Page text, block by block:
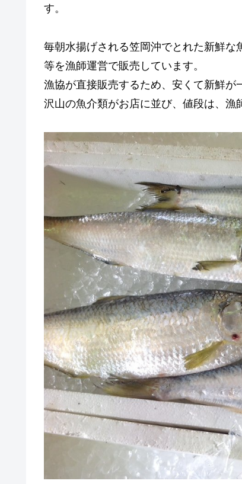
す。
毎朝水揚げされる笠岡沖でとれた新鮮
等を漁師運営で販売しています。
漁協が直接販売するため、安くて新鮮が
沢山の魚介類がお店に並び、値段は、漁